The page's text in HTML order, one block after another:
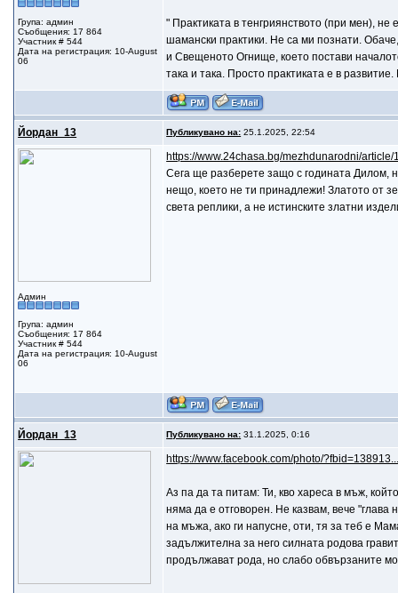
Група: админ
Съобщения: 17 864
Участник # 544
Дата на регистрация: 10-August
06
" Практиката в тенгриянството (при мен),
шамански практики. Не са ми познати.
и Свещеното Огнище, което постави
така и така. Просто практиката е в
Йордан_13 Публикувано на: 25.1.2025, 22:54
Админ
Група: админ
Съобщения: 17 864
Участник # 544
Дата на регистрация: 10-August
06
https://www.24chasa.bg/mezhdunarodni/article/
Сега ще разберете защо с годината Дилом,
нещо, което не ти принадлежи! Златото от
света реплики, а не истинските златни
Йордан_13 Публикувано на: 31.1.2025, 0:16
https://www.facebook.com/photo/
Аз па да та питам: Ти, кво хареса в мъж,
няма да е отговорен. Не казвам, вече
на мъжа, ако ги напусне, оти, тя за теб е
задължителна за него силната родова
продължават рода, но слабо обвързаните